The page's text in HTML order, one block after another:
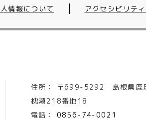
情報について アクセシビリテ
住所： 〒699-5292 島根県鹿
枕瀬218番地18
電話：
0856-74-0021